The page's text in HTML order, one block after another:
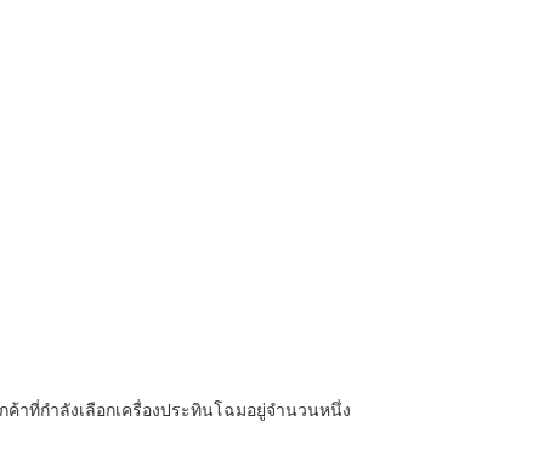
าที่กำลังเลือกเครื่องประทินโฉมอยู่จำนวนหนึ่ง